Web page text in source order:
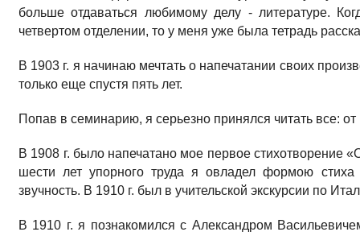
больше отдаваться любимому делу - литературе.
четвертом отделении, то у меня уже была тетрадь
В 1903 г. я начинаю мечтать о напечатании своих
только еще спустя пять лет.
Попав в семинарию, я серьезно принялся читать все:
В 1908 г. было напечатано мое первое стихотворение
шести лет упорного труда я овладел формою
звучность. В 1910 г. был в учительской экскурсии по
В 1910 г. я познакомился с Александром